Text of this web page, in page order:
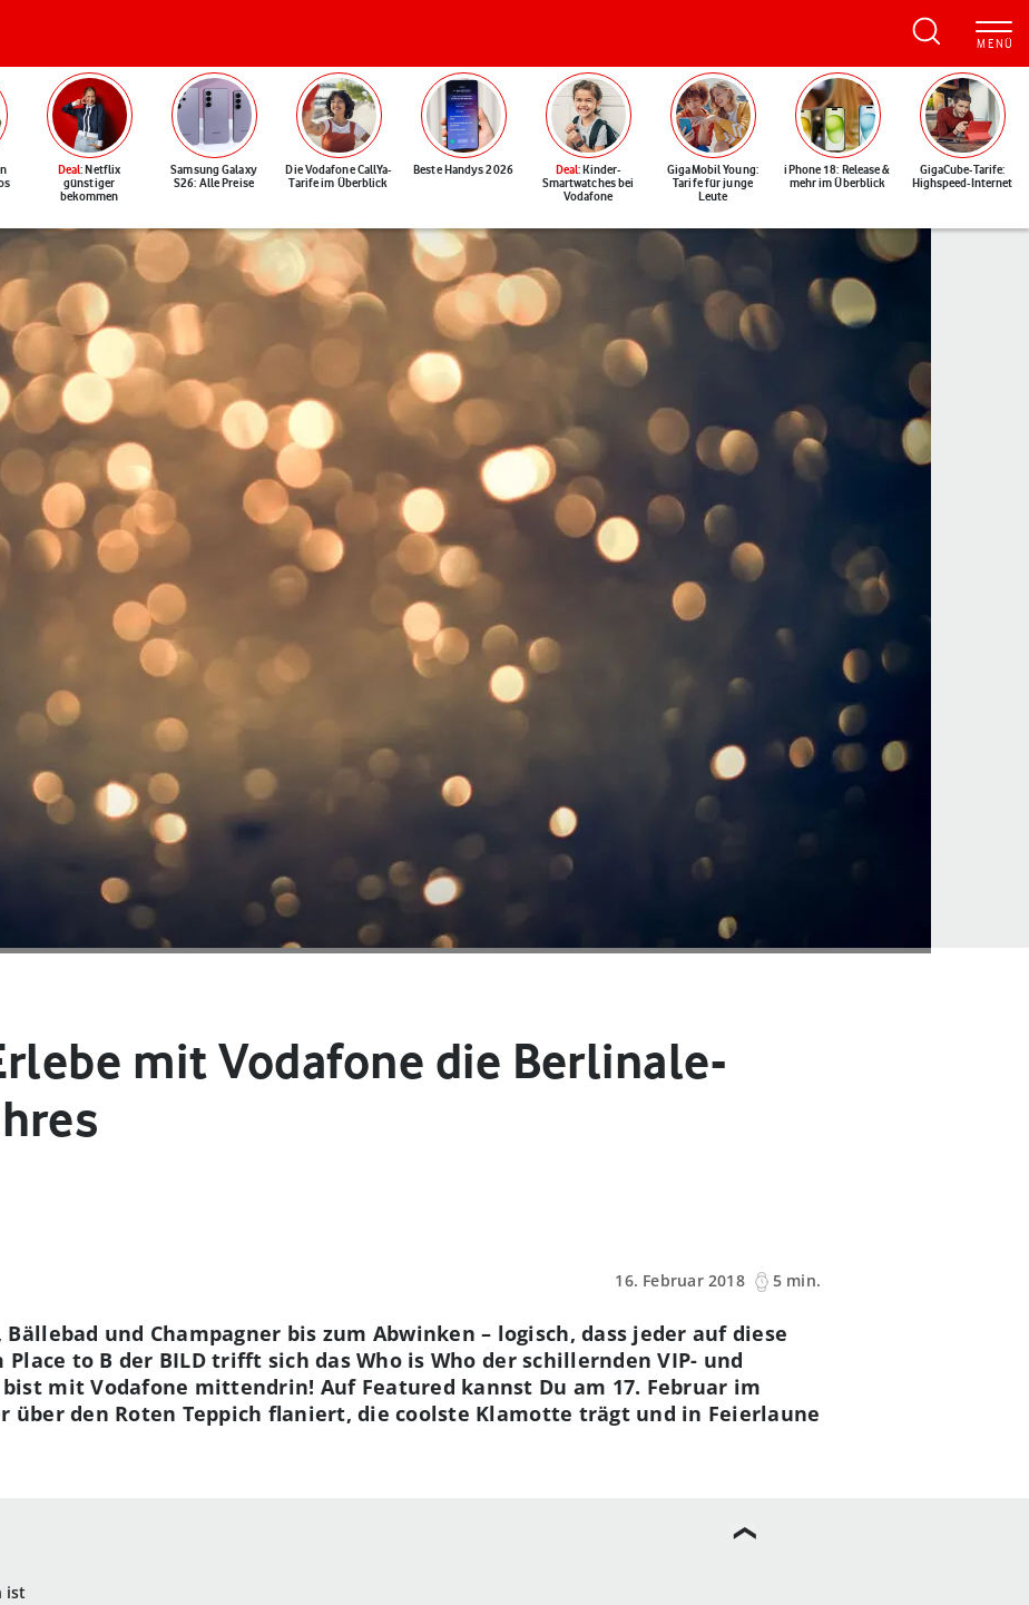
Deal: Netflix
günstiger
bekommen
Samsung Galaxy
S26: Alle Preise
Die Vodafone CallYa-
Tarife im Überblick
Beste Handys 2026 Deal: Kinder-
Smartwatches bei
Vodafone
GigaMobil Young:
Tarife für junge
Leute
iPhone 18: Release &
mehr im Überblick
GigaCube-Tarife:
Highspeed-Internet
mit Vodafone die Berlinale-
16. Februar 2018
5 min.
ist
und Champagner bis zum Abwinken – logisch, dass jeder auf diese
to B der BILD trifft sich das Who is Who der schillernden VIP- und
mit Vodafone mittendrin! Auf Featured kannst Du am 17. Februar im
über den Roten Teppich flaniert, die coolste Klamotte trägt und in Feierlaune